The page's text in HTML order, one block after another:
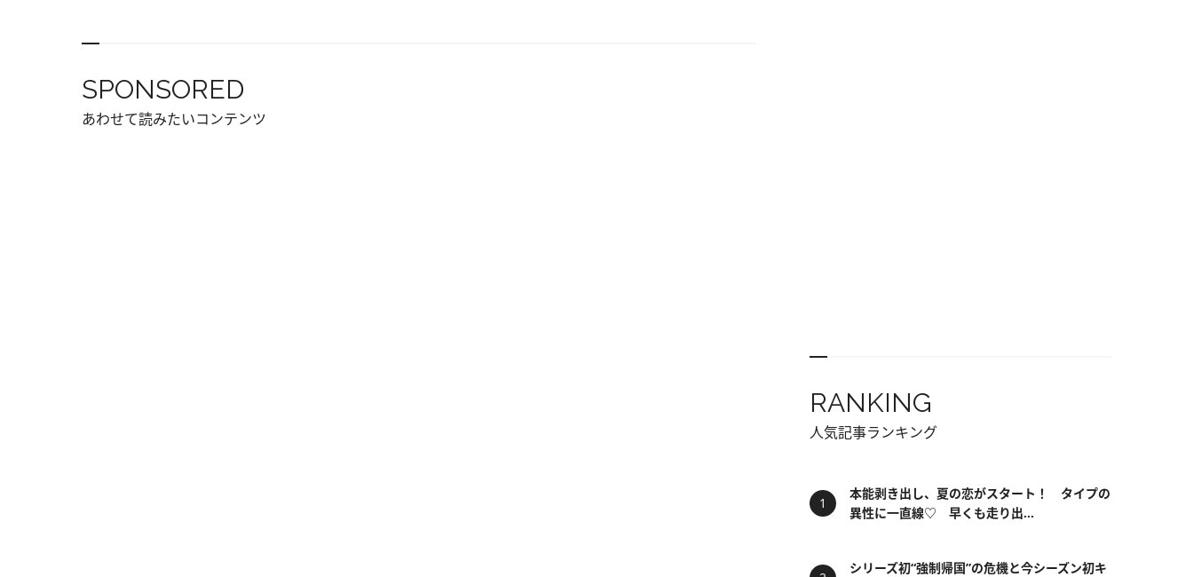
SPONSORED
あわせて読みたいコンテンツ
RANKING
人気記事ランキング
本能剥き出し、夏の恋がスタート！ タイプの
異性に一直線♡ 早くも走り出...
シリーズ初“強制帰国”の危機と今シーズン初キ